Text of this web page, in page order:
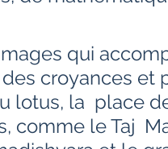
croyances et
lotus, la  place
comme le Taj